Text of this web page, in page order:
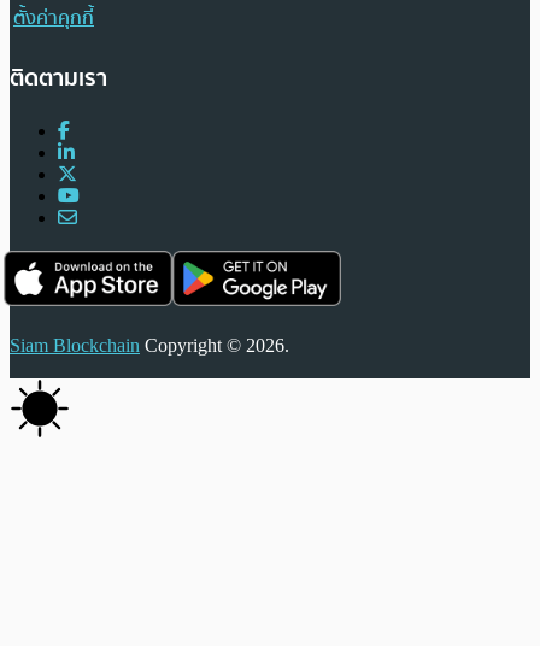
ตั้งค่าคุกกี้
ติดตามเรา
Siam Blockchain Copyright © 2026.